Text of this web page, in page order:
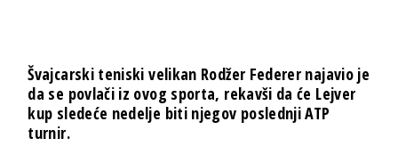
Švajcarski teniski velikan Rodžer Federer najavio je
da se povlači iz ovog sporta, rekavši da će Lejver
kup sledeće nedelje biti njegov poslednji ATP
turnir.